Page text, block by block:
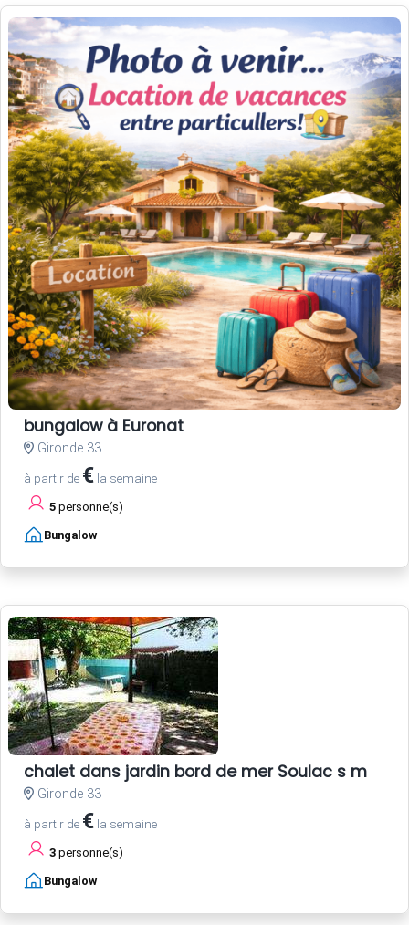
bungalow à Euronat
Gironde 33
à partir de € la semaine
5 personne(s)
Bungalow
chalet dans jardin bord de mer Soulac s m
Gironde 33
à partir de € la semaine
3 personne(s)
Bungalow